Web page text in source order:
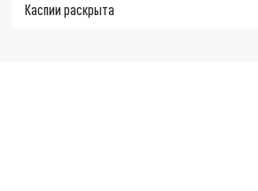
Каспии раскрыта